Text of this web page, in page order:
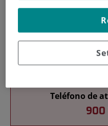
Teaching
Teléfono de
900